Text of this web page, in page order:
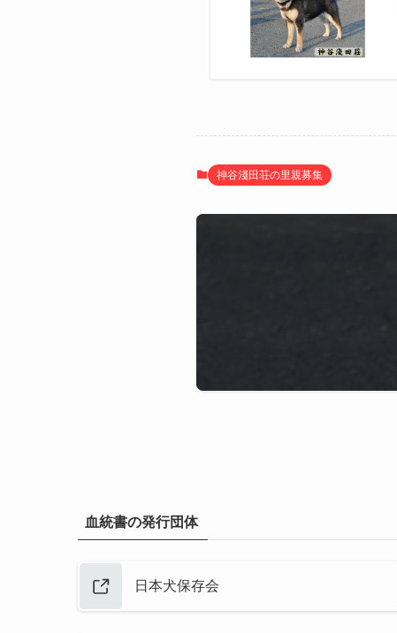
神谷淺田荘の里親募集
血統書の発行団体
日本犬保存会